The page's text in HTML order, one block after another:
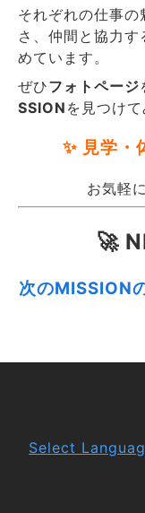
それぞれの仕事の
さ、仲間と協力
めています。
ぜひフォトページ
SSION を見つけて
✨ 見学・
お気軽
🚀
次のMISSION
Select